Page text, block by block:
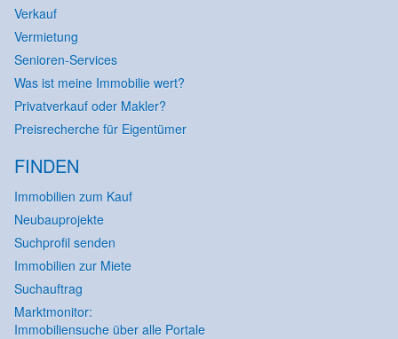
Verkauf
Vermietung
Senioren-Services
Was ist meine Immobilie wert?
Privatverkauf oder Makler?
Preisrecherche für Eigentümer
FINDEN
Immobilien zum Kauf
Neubauprojekte
Suchprofil senden
Immobilien zur Miete
Suchauftrag
Marktmonitor:
Immobiliensuche über alle Portale